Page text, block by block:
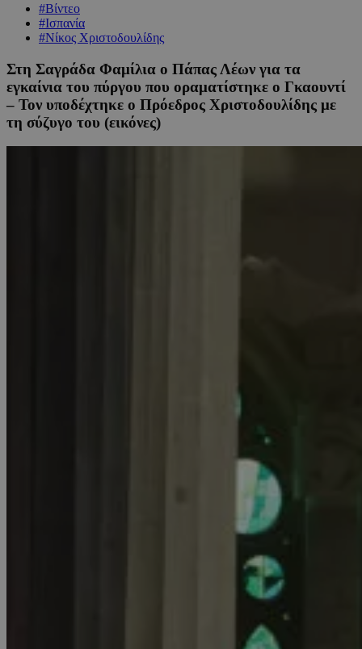
#Βίντεο
#Ισπανία
#Νίκος Χριστοδουλίδης
Στη Σαγράδα Φαμίλια ο Πάπας Λέων για τα
εγκαίνια του πύργου που οραματίστηκε ο Γκαουντί
– Τον υποδέχτηκε ο Πρόεδρος Χριστοδουλίδης με
τη σύζυγο του (εικόνες)